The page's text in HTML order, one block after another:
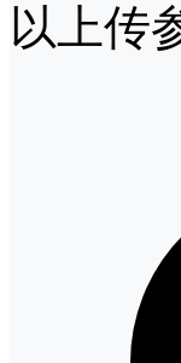
以上传